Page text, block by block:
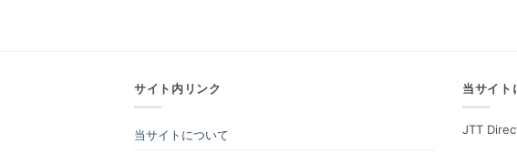
サイト内リンク
当サイトについて
当サイト
JTT